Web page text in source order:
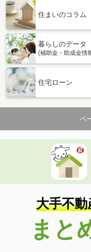
住まいのコラム
暮らしのデータ
(補助金・助成金情
住宅ローン
ペ
大手不
まと